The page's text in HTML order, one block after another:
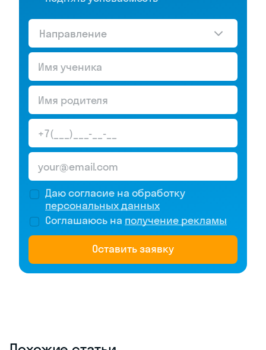
Направление
Даю согласие на обработку
персональных данных
Соглашаюсь на получение рекламы
Оставить заявку